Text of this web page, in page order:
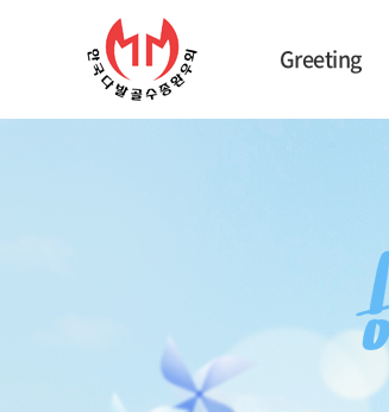
Greeting